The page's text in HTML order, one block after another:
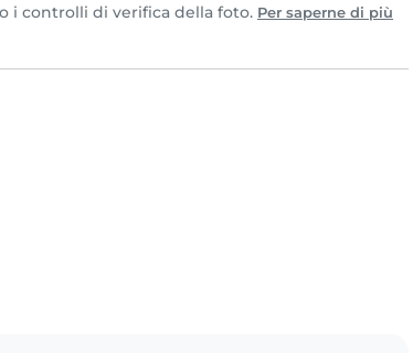
i controlli di verifica della foto. Per saperne di più